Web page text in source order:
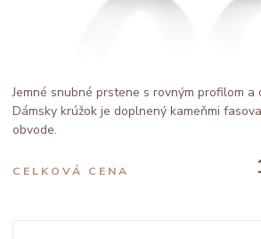
Jemné snubné prstene s rovným profilom a
Dámsky krúžok je doplnený kameňmi
obvode.
CELKOVÁ CENA